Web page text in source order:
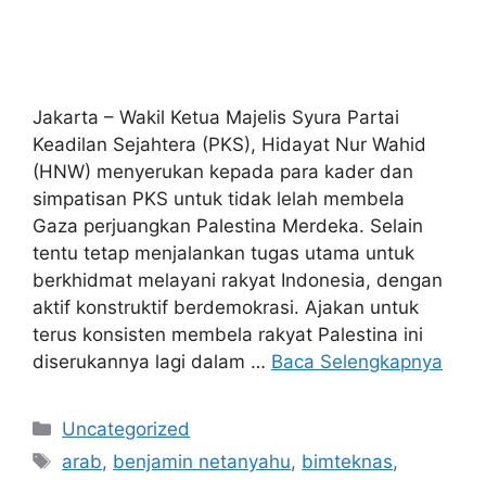
Jakarta – Wakil Ketua Majelis Syura Partai
Keadilan Sejahtera (PKS), Hidayat Nur Wahid
(HNW) menyerukan kepada para kader dan
simpatisan PKS untuk tidak lelah membela
Gaza perjuangkan Palestina Merdeka. Selain
tentu tetap menjalankan tugas utama untuk
berkhidmat melayani rakyat Indonesia, dengan
aktif konstruktif berdemokrasi. Ajakan untuk
terus konsisten membela rakyat Palestina ini
diserukannya lagi dalam … Baca Selengkapnya
Kategori
Uncategorized
Tag
arab, benjamin netanyahu, bimteknas,